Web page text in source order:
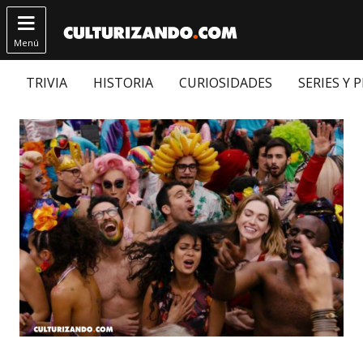

Menú
TRIVIA HISTORIA CURIOSIDADES SERIES Y